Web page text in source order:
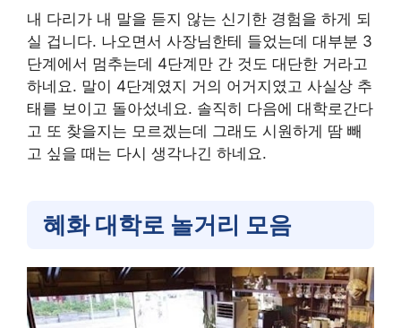
내 다리가 내 말을 듣지 않는 신기한 경험을 하게 되
실 겁니다. 나오면서 사장님한테 들었는데 대부분 3
단계에서 멈추는데 4단계만 간 것도 대단한 거라고
하네요. 말이 4단계였지 거의 어거지였고 사실상 추
태를 보이고 돌아섰네요. 솔직히 다음에 대학로간다
고 또 찾을지는 모르겠는데 그래도 시원하게 땀 빼
고 싶을 때는 다시 생각나긴 하네요.
혜화 대학로 놀거리 모음